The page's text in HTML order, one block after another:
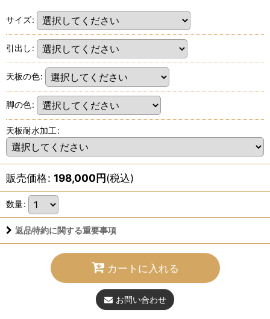
サイズ:
引出し :
天板の色:
脚の色:
天板耐水加工:
販売価格: 198,000円(税込)
数量:
返品特約に関する重要事項
カートに入れる
お問い合わせ